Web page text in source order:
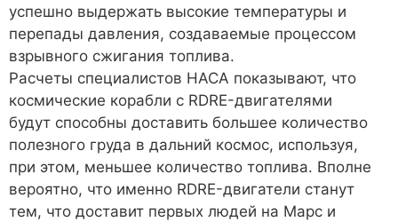
успешно выдержать высокие температуры и
перепады давления, создаваемые процессом
взрывного сжигания топлива.
Расчеты специалистов НАСА показывают, что
космические корабли с RDRE-двигателями
будут способны доставить большее количество
полезного груда в дальний космос, используя,
при этом, меньшее количество топлива. Вполне
вероятно, что именно RDRE-двигатели станут
тем, что доставит первых людей на Марс и